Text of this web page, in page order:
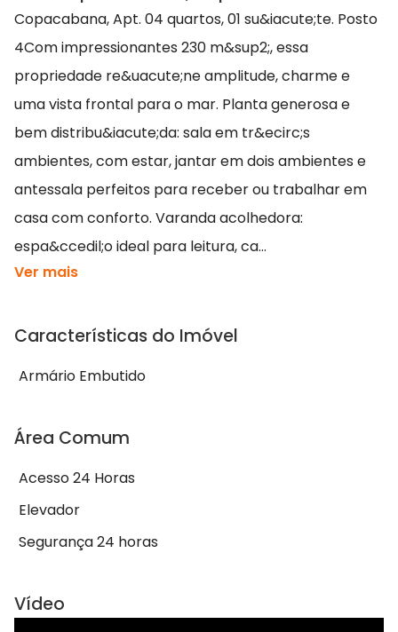
Copacabana, Apt. 04 quartos, 01 su&iacute;te. Posto
4Com impressionantes 230 m&sup2;, essa
propriedade re&uacute;ne amplitude, charme e
uma vista frontal para o mar. Planta generosa e
bem distribu&iacute;da: sala em tr&ecirc;s
ambientes, com estar, jantar em dois ambientes e
antessala perfeitos para receber ou trabalhar em
casa com conforto. Varanda acolhedora:
espa&ccedil;o ideal para leitura, ca...
Ver mais
Características do Imóvel
Armário Embutido
Área Comum
Acesso 24 Horas
Elevador
Segurança 24 horas
Vídeo